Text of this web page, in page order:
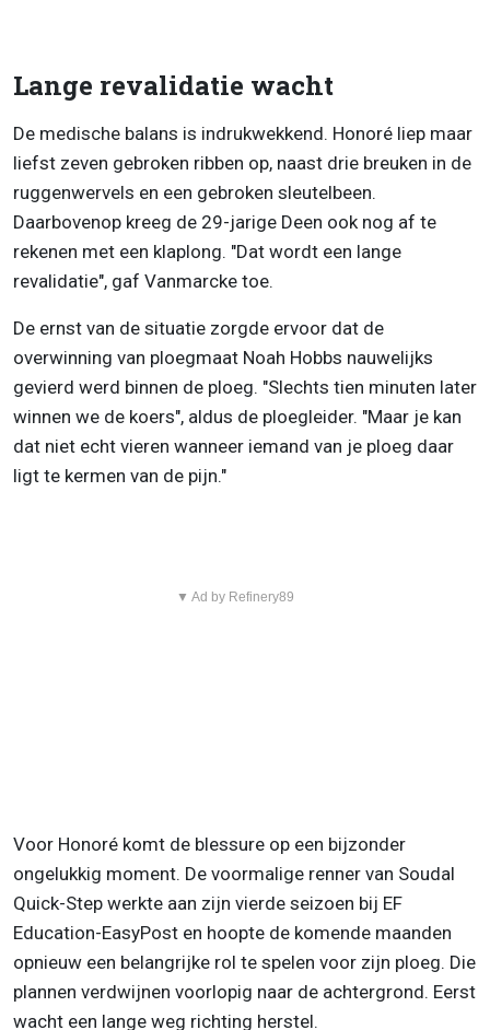
Lange revalidatie wacht
De medische balans is indrukwekkend. Honoré liep maar
liefst zeven gebroken ribben op, naast drie breuken in de
ruggenwervels en een gebroken sleutelbeen.
Daarbovenop kreeg de 29-jarige Deen ook nog af te
rekenen met een klaplong. "Dat wordt een lange
revalidatie", gaf Vanmarcke toe.
De ernst van de situatie zorgde ervoor dat de
overwinning van ploegmaat Noah Hobbs nauwelijks
gevierd werd binnen de ploeg. "Slechts tien minuten later
winnen we de koers", aldus de ploegleider. "Maar je kan
dat niet echt vieren wanneer iemand van je ploeg daar
ligt te kermen van de pijn."
▼ Ad by Refinery89
Voor Honoré komt de blessure op een bijzonder
ongelukkig moment. De voormalige renner van Soudal
Quick-Step werkte aan zijn vierde seizoen bij EF
Education-EasyPost en hoopte de komende maanden
opnieuw een belangrijke rol te spelen voor zijn ploeg. Die
plannen verdwijnen voorlopig naar de achtergrond. Eerst
wacht een lange weg richting herstel.